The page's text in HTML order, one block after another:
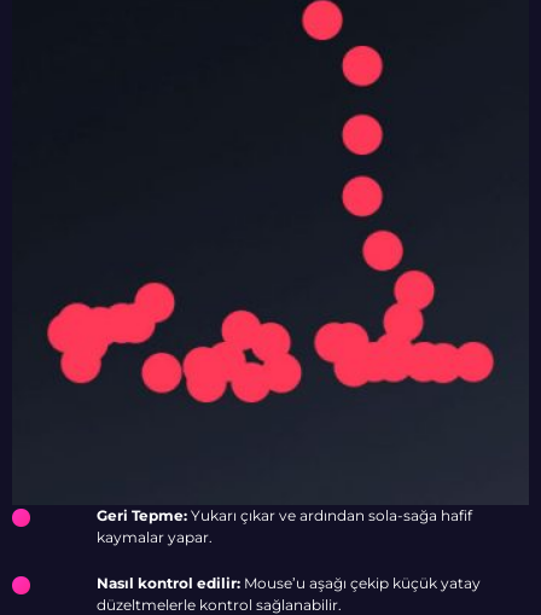
Geri Tepme: Yukarı çıkar ve ardından sola-sağa hafif
kaymalar yapar.
Nasıl kontrol edilir: Mouse’u aşağı çekip küçük yatay
düzeltmelerle kontrol sağlanabilir.